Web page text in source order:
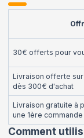
30€ offerts pour
Livraison offerte sur
dès 300€ d'achat
Livraison gratuite à
une 1ère commande
Comment